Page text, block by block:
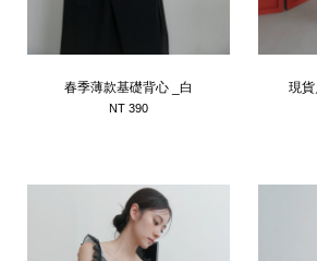
春季薄款基礎背心 _白
NT 390
現